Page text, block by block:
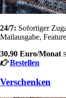
24/7: Sofortiger
Mailausgabe,
30,90 Euro/Monat
Bestellen
Verschenken